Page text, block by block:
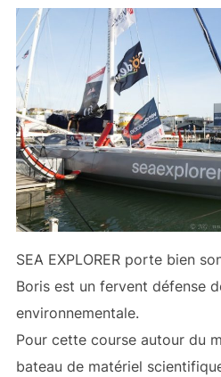
SEA EXPLORER porte bien
Boris est un fervent défense
environnementale.
Pour cette course autour du
bateau de matériel